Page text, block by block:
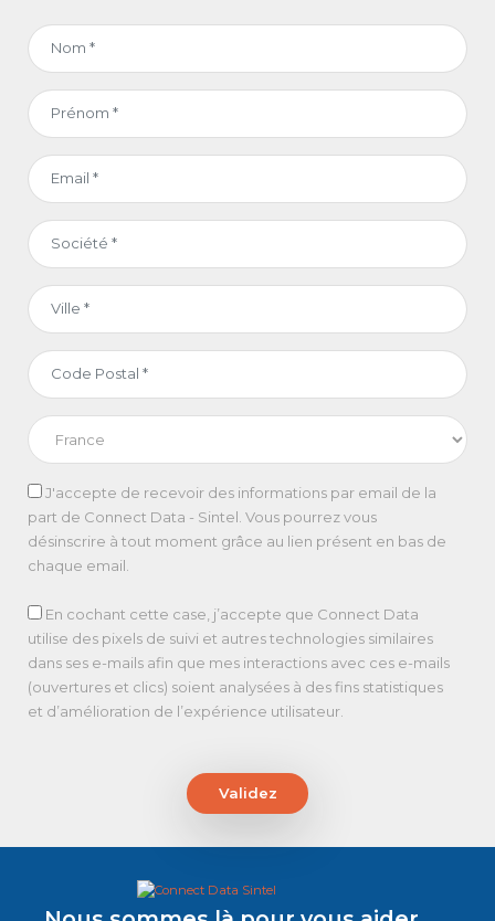
J'accepte de recevoir des informations par email de la
part de Connect Data - Sintel. Vous pourrez vous
désinscrire à tout moment grâce au lien présent en bas de
chaque email.
En cochant cette case, j’accepte que Connect Data
utilise des pixels de suivi et autres technologies similaires
dans ses e-mails afin que mes interactions avec ces e-mails
(ouvertures et clics) soient analysées à des fins statistiques
et d’amélioration de l’expérience utilisateur.
Validez